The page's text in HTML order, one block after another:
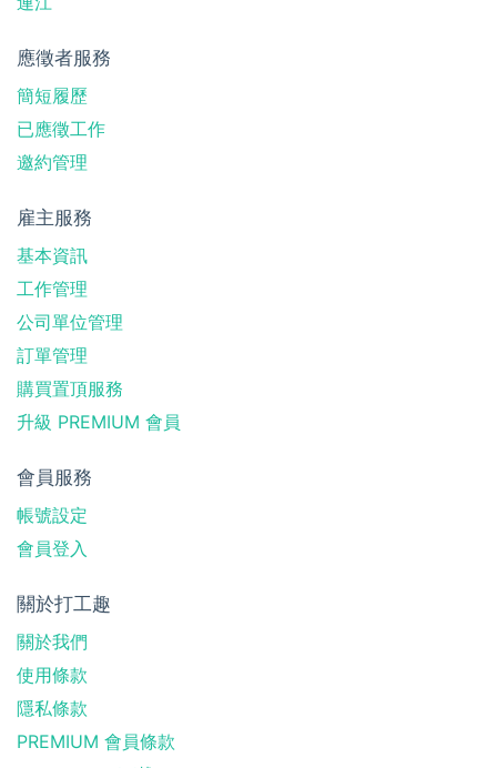
應徵者服務
簡短履歷
已應徵工作
邀約管理
雇主服務
基本資訊
工作管理
公司單位管理
訂單管理
購買置頂服務
升級 PREMIUM 會員
會員服務
帳號設定
會員登入
關於打工趣
關於我們
使用條款
隱私條款
PREMIUM 會員條款